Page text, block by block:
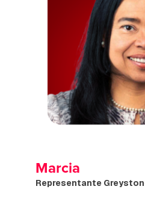
Marcia
Representante